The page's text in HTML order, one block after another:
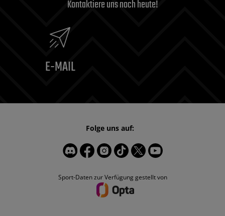
Kontaktiere uns noch heute!
E-MAIL
Sport-Daten zur Verfügung gestellt von
Folge uns auf: